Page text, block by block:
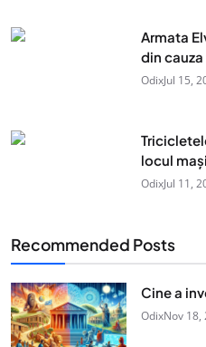
Armata
din cauza
OdixJul 15,
locul
OdixJul 11,
Recommended Posts
Cine a
OdixNov 18,